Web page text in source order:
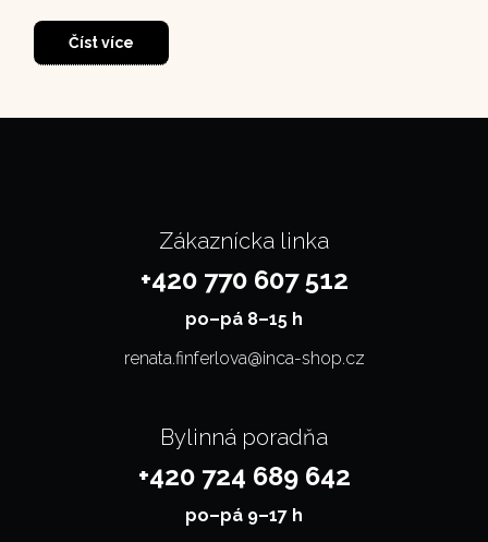
Číst více
Zákaznícka linka
+420 770 607 512
po–⁠⁠⁠⁠⁠⁠pá 8–15 h
renata.finferlova@inca-shop.cz
Bylinná poradňa
+420 724 689 642
po–⁠⁠⁠⁠⁠⁠pá 9–17 h